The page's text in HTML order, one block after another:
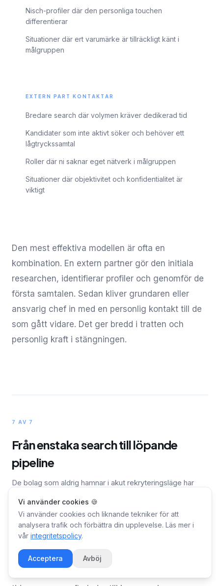
Nisch-profiler där den personliga touchen
differentierar
Situationer där ert varumärke är tillräckligt känt i
målgruppen
EXTERN PART KONTAKTAR
Bredare search där volymen kräver dedikerad tid
Kandidater som inte aktivt söker och behöver ett
lågtryckssamtal
Roller där ni saknar eget nätverk i målgruppen
Situationer där objektivitet och konfidentialitet är
viktigt
Den mest effektiva modellen är ofta en
kombination. En extern partner gör den initiala
researchen, identifierar profiler och genomför de
första samtalen. Sedan kliver grundaren eller
ansvarig chef in med en personlig kontakt till de
som gått vidare. Det ger bredd i tratten och
personlig kraft i stängningen.
7 AV 7
Från enstaka search till löpande
pipeline
De bolag som aldrig hamnar i akut rekryteringsläge har
De flesta bolag tänker på sourcing som en
aktivitet kopplad till en specifik vakans. Rollen
finns, ni behöver någon, ni börjar leta. Det
Vi använder cookies 🍪
Vi använder cookies och liknande tekniker för att
analysera trafik och förbättra din upplevelse. Läs mer i
vår integritetspolicy.
Acceptera Avböj